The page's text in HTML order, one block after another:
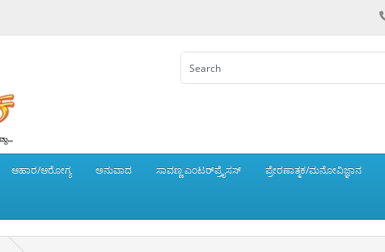
ಆಹಾರ/ಆರೋಗ್ಯ ಅನುವಾದ ಸಾವಣ್ಣ ಎಂಟರ್‌ಪ್ರೈಸಸ್ ಪ್ರೇರಣಾತ್ಮಕ/ಮನೋವಿಜ್ಞಾನ